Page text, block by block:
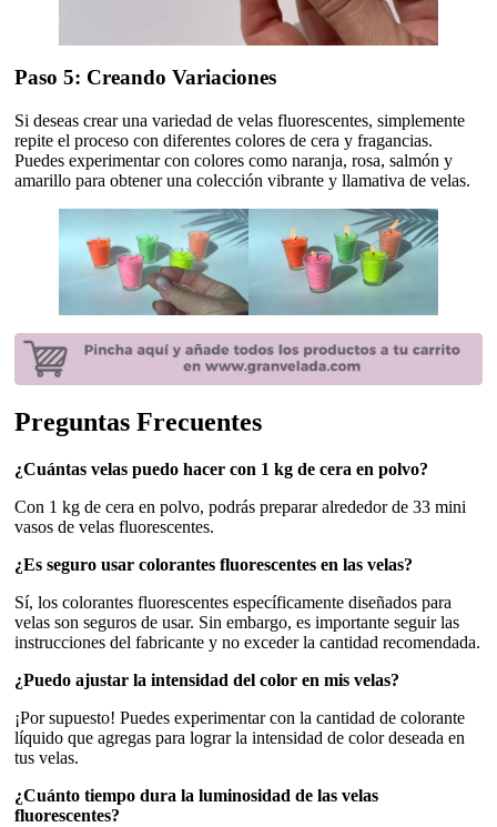
Paso 5: Creando Variaciones
Si deseas crear una variedad de velas fluorescentes, simplemente
repite el proceso con diferentes colores de cera y fragancias.
Puedes experimentar con colores como naranja, rosa, salmón y
amarillo para obtener una colección vibrante y llamativa de velas.
Preguntas Frecuentes
¿Cuántas velas puedo hacer con 1 kg de cera en polvo?
Con 1 kg de cera en polvo, podrás preparar alrededor de 33 mini
vasos de velas fluorescentes.
¿Es seguro usar colorantes fluorescentes en las velas?
Sí, los colorantes fluorescentes específicamente diseñados para
velas son seguros de usar. Sin embargo, es importante seguir las
instrucciones del fabricante y no exceder la cantidad recomendada.
¿Puedo ajustar la intensidad del color en mis velas?
¡Por supuesto! Puedes experimentar con la cantidad de colorante
líquido que agregas para lograr la intensidad de color deseada en
tus velas.
¿Cuánto tiempo dura la luminosidad de las velas
fluorescentes?